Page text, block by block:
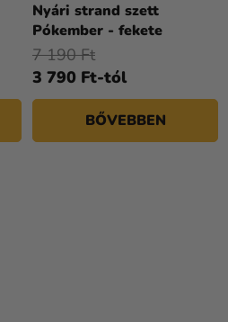
Nyári strand szett
Pókember - fekete
3 790 Ft-tól
7 190 Ft
BŐVEBBEN